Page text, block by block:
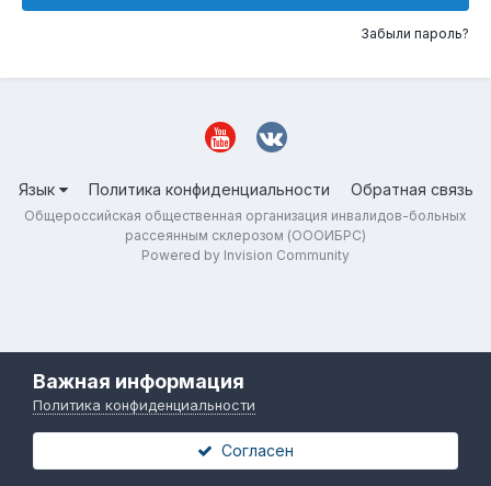
Забыли пароль?
Язык Политика конфиденциальности Обратная связь
Общероссийская общественная организация инвалидов-больных
рассеянным склерозом (ОООИБРС)
Powered by Invision Community
Важная информация
Политика конфиденциальности
Согласен